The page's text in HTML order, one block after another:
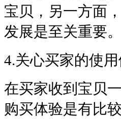
宝贝，另一方面
发展是至关重要。
4.关心买家的使
在买家收到宝贝
购买体验是有比